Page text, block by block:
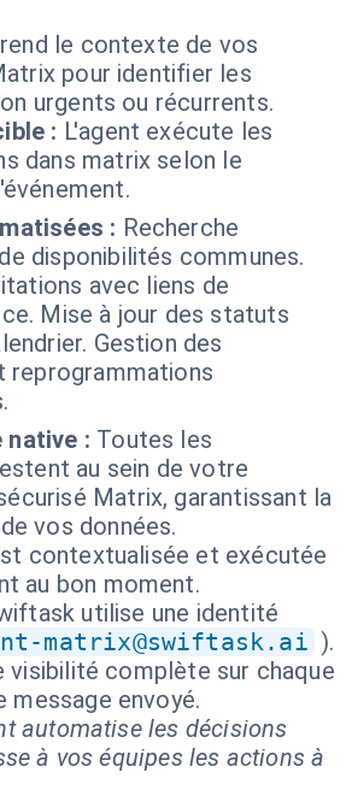
le contexte de vos
pour identifier les
urgents ou récurrents.
: L'agent exécute les
dans matrix selon le
: Recherche
disponibilités communes.
avec liens de
Mise à jour des statuts
Gestion des
reprogrammations
native : Toutes les
au sein de votre
Matrix, garantissant la
vos données.
contextualisée et exécutée
au bon moment.
utilise une identité
matrix@swiftask.ai ).
visibilité complète sur chaque
message envoyé.
automatise les décisions
à vos équipes les actions à